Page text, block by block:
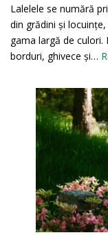
Lalelele se numără
din grădini și
gama largă de
borduri, ghivece și…